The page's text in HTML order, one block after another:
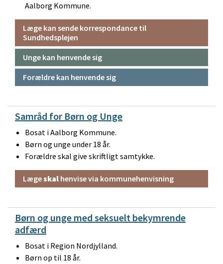
Aalborg Kommune.
Læge kan sende korrespondance til
Sundhedsplejen
Unge kan henvende sig
Forældre kan henvende sig
Samråd for Børn og Unge
Bosat i Aalborg Kommune.
Børn og unge under 18 år.
Forældre skal give skriftligt samtykke.
Lægeskal henvise via kommunehenvisning
Børn og unge med seksuelt bekymrende
adfærd
Bosat i Region Nordjylland.
Børn op til 18 år.